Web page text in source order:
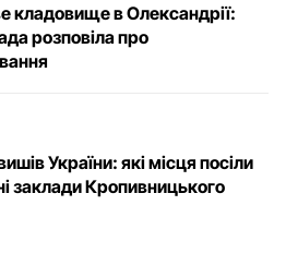
кладовище в Олександрії:
розповіла про
України: які місця посіли
заклади Кропивницького